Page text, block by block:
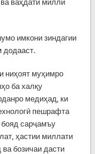
ваҳдати миллӣ
имкони зиндагии
додааст.
ниҳоят муҳимро
ба халқу
медиҳад, ки
пешрафта
бояд сарҷамъу
ҳастии миллати
бозичаи дасти